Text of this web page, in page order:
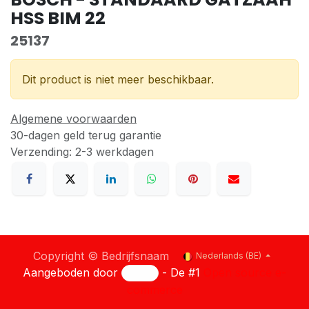
HSS BIM 22
25137
Dit product is niet meer beschikbaar.
Algemene voorwaarden
30-dagen geld terug garantie
Verzending: 2-3 werkdagen
Copyright © Bedrijfsnaam Nederlands (BE)
Aangeboden door - De #1